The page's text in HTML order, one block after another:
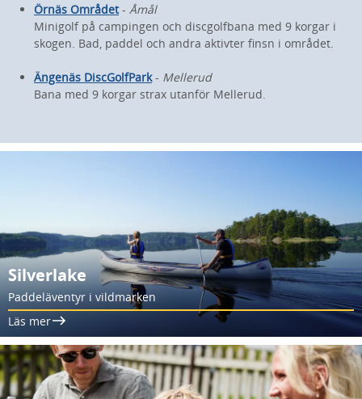
Örnäs Området- Åmål
Minigolf på campingen och discgolfbana med 9 korgar i
skogen. Bad, paddel och andra aktivter finsn i området.
Ängenäs DiscGolfPark- Mellerud
Bana med 9 korgar strax utanför Mellerud.
Silverlake
Paddeläventyr i vildmarken
Läs mer